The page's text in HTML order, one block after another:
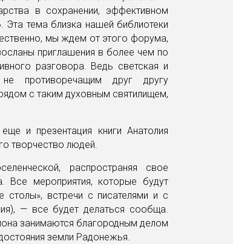
в сохранении, эффективном
Эта тема близка нашей библиотеки
мы ждем от этого форума,
приглашения в более чем по
разговора. Ведь светская и
противоречащим друг другу
с таким духовным святилищем,
и презентация книги Анатолия
творчество людей.
распространяя свое
Все мероприятия, которые будут
столы», встречи с писателями и с
— все будет делаться сообща.
занимаются благородным делом
земли Радонежья.